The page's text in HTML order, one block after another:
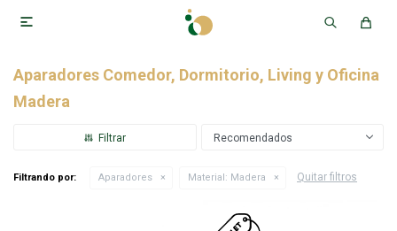

Aparadores Comedor, Dormitorio, Living y Oficina
Madera
Recomendados
Filtrando por: Aparadores Material: Madera Quitar filtros